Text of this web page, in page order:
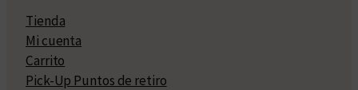
Tienda
Mi cuenta
Carrito
Pick-Up Puntos de retiro